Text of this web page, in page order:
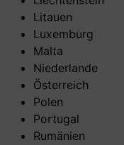
Litauen
Luxemburg
Malta
Niederlande
Österreich
Polen
Portugal
Rumänien